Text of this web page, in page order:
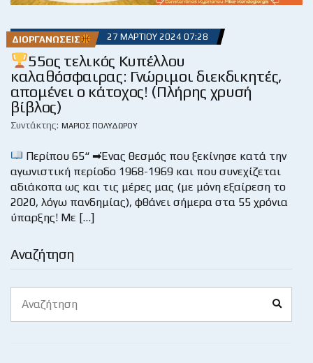
Αναζήτηση
for:
ΔΙΟΡΓΑΝΏΣΕΙΣ 27 ΜΑΡΤΊΟΥ 2024 07:28
55ος τελικός Κυπέλλου
καλαθόσφαιρας: Γνώριμοι διεκδικητές,
απομένει ο κάτοχος! (Πλήρης χρυσή
βίβλος)
Συντάκτης: ΜΆΡΙΟΣ ΠΟΛΥΔΏΡΟΥ
Περίπου 65“ ➡Ένας θεσμός που ξεκίνησε κατά την
αγωνιστική περίοδο 1968-1969 και που συνεχίζεται
αδιάκοπα ως και τις μέρες μας (με μόνη εξαίρεση το
2020, λόγω πανδημίας), φθάνει σήμερα στα 55 χρόνια
ύπαρξης! Με […]